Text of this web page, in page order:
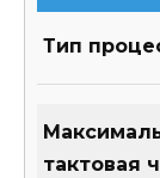
Тип
тактовая